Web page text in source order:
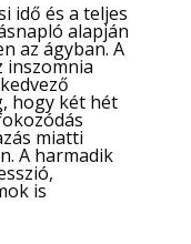
idő és a teljes
alapján
az ágyban. A
inszomnia
hogy két hét
miatti
A harmadik
is